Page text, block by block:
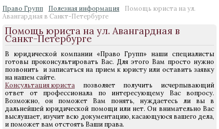
Право Групп Полезная информация
Помощь юриста на ул.
Авангардная в Санкт-Петербурге
Помощь юриста на ул. Авангардная в
Санкт-Петербурге
В юридической компании «Право Групп» наши специалисты
готовы проконсультировать Вас. Для этого Вам просто нужно
позвонить и записаться на прием к юристу или оставить заявку
на нашем сайте.
Консультация юриста позволяет получить исчерпывающий
ответ от профессионала по интересующему Вас вопросу.
Возможно, он поможет Вам понять, нуждаетесь ли вы в
дальнейшей юридической помощи или нет. Он внимательно Вас
выслушает, изучит всю документацию, касающуюся вашего дела,
и поможет вам отстоять Ваши права.